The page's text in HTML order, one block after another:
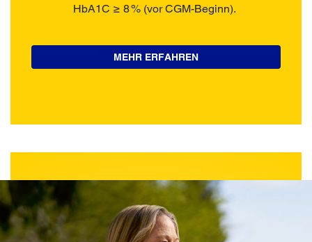
HbA1C ≥ 8 % (vor CGM-Beginn).
MEHR ERFAHREN